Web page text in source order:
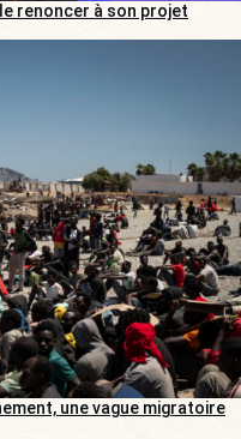
renoncer à son projet
une vague migratoire